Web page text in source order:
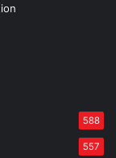
588
557